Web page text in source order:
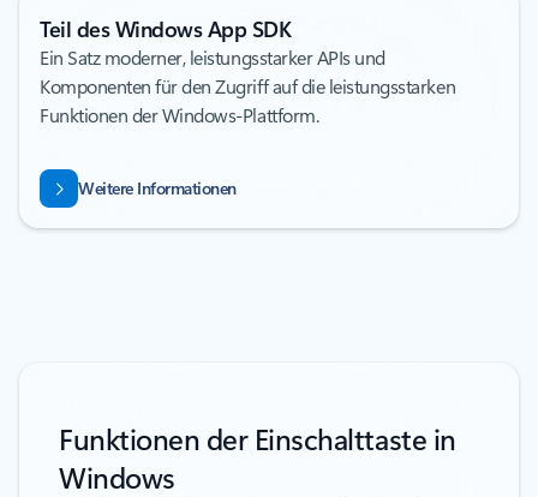
Teil des Windows App SDK
Ein Satz moderner, leistungsstarker APIs und
Komponenten für den Zugriff auf die leistungsstarken
Funktionen der Windows-Plattform.
Weitere Informationen
Funktionen der Einschalttaste in
Windows